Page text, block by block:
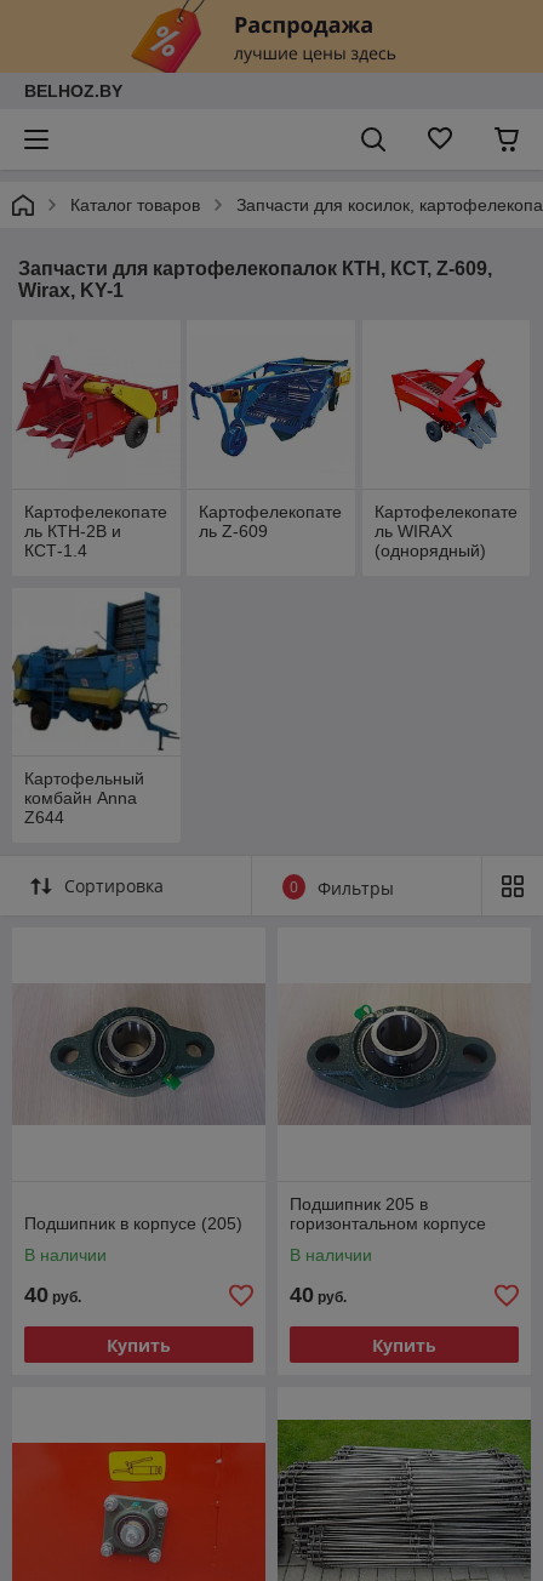
BELHOZ.BY
Каталог товаров Запчасти для косилок,
Запчасти для картофелекопалок КТН, КСТ, Z-609,
Wirax, KY-1
Картофелекопате
ль КТН-2В и
КСТ-1.4
Картофелекопате
ль Z-609
Картофелекопате
ль WIRAX
(однорядный)
Картофельный
комбайн Anna
Z644
Сортировка 0 Фильтры
Подшипник в корпусе (205)
В наличии
40 руб.
Купить
Подшипник 205 в
горизонтальном корпусе
В наличии
40 руб.
Купить